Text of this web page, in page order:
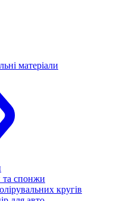
матеріали
та спонжи
кругів